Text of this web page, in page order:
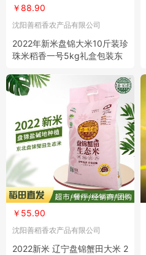
￥88.90
沈阳善稻香农产品有限公司
2022年新米盘锦大米10斤装珍
珠米稻香一号5kg礼盒包装东
￥55.90
沈阳善稻香农产品有限公司
2022新米 辽宁盘锦蟹田大米 2